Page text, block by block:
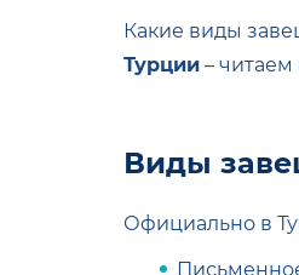
Какие виды
Турции – читаем
Виды
Официально в